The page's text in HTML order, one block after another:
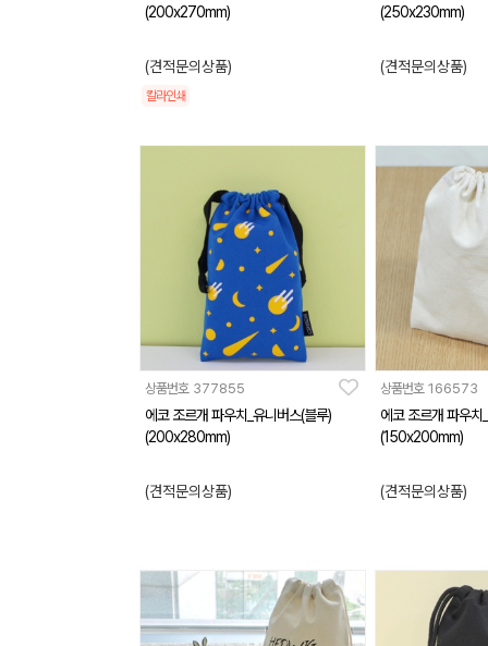
(200x270mm)
(견적문의상품)
칼라인쇄
(250x230mm)
(견적문의상품)
상품번호 377855
에코 조르개 파우치_유니버스(블루)
(200x280mm)
(견적문의상품)
상품번호 166573
에코 조르개 파우치
(150x200mm)
(견적문의상품)